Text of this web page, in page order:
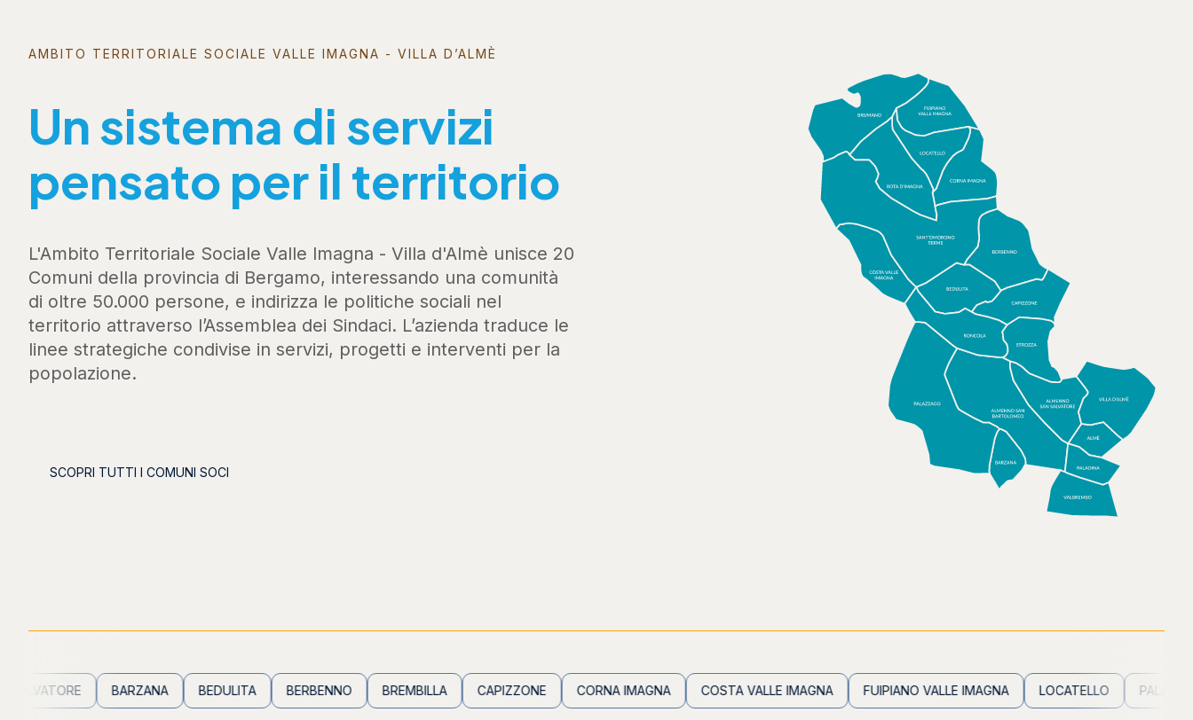
AMBITO TERRITORIALE SOCIALE VALLE IMAGNA - VILLA D’ALMÈ
Un sistema di servizi
pensato per il territorio
L'Ambito Territoriale Sociale Valle Imagna - Villa d'Almè unisce 20
Comuni della provincia di Bergamo, interessando una comunità
di oltre 50.000 persone, e indirizza le politiche sociali nel
territorio attraverso l’Assemblea dei Sindaci. L’azienda traduce le
linee strategiche condivise in servizi, progetti e interventi per la
popolazione.
SCOPRI TUTTI I COMUNI SOCI
BARZANA BEDULITA BERBENNO BREMBILLA CAPIZZONE CORNA IMAGNA COSTA VALLE IMAGNA FUIPIANO VALLE IMAGNA LOCATELLO PALADINA